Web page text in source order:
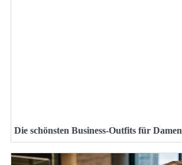
Die schönsten Business-Outfits für Damen